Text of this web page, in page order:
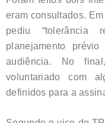
eram consultados.
pediu “tolerância
planejamento
audiência. No
voluntariado com
definidos para a